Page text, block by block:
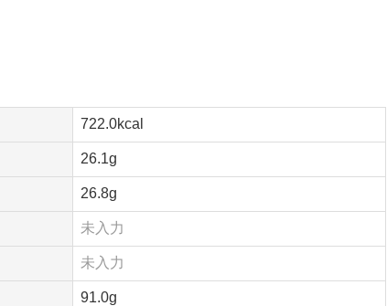
722.0kcal
26.1g
26.8g
未入力
未入力
91.0g